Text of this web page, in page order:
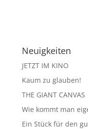
Neuigkeiten
JETZT IM KINO
Kaum zu glauben!
THE GIANT CANVAS
Wie kommt man
Ein Stück für den